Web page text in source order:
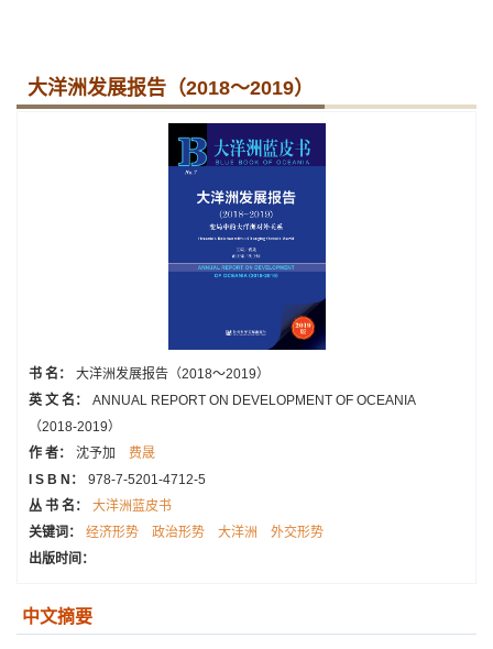
大洋洲发展报告（2018～2019）
书 名：
大洋洲发展报告（2018～2019）
英 文 名：
ANNUAL REPORT ON DEVELOPMENT OF OCEANIA
（2018-2019）
作 者：
沈予加
费晟
I S B N：
978-7-5201-4712-5
丛 书 名：
大洋洲蓝皮书
关键词：
经济形势 政治形势 大洋洲
外交形势
出版时间：
中文摘要